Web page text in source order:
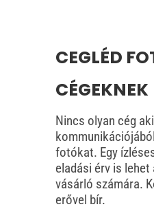
CEGLÉD
CÉGEKNEK
Nincs olyan cég
fotókat. Egy
eladási érv is
vásárló számára.
erővel bír.